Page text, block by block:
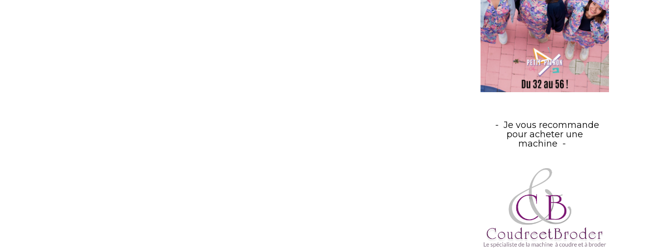
Je vous recommande
pour acheter une
machine